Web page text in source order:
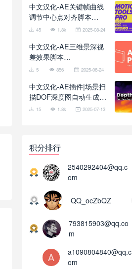
中文汉化-AE关键帧曲线
调节中心点对齐脚本
Motion Tools Pro 2025
45 1.8k 2025-08-24
中文汉化-AE三维景深视
差效果脚本
AnimateParallax V1.3.0
5 856 2025-08-24
中文汉化-AE插件|场景扫
描DOF深度图自动生成工
具 Depth Scanner 2
15 1.8k 2025-07-13
积分排行
2540292404@qq.c
om
QQ_ocZbQZ
793815903@qq.co
m
a1090804840@qq.c
om